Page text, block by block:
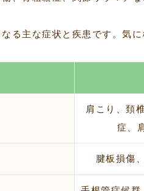
る主な症状と疾患です。気
肩こり、頚
症、
腱板損傷